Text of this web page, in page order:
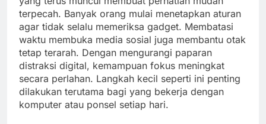
terpecah. Banyak orang mulai menetapkan aturan
agar tidak selalu memeriksa gadget. Membatasi
waktu membuka media sosial juga membantu otak
tetap terarah. Dengan mengurangi paparan
distraksi digital, kemampuan fokus meningkat
secara perlahan. Langkah kecil seperti ini penting
dilakukan terutama bagi yang bekerja dengan
komputer atau ponsel setiap hari.